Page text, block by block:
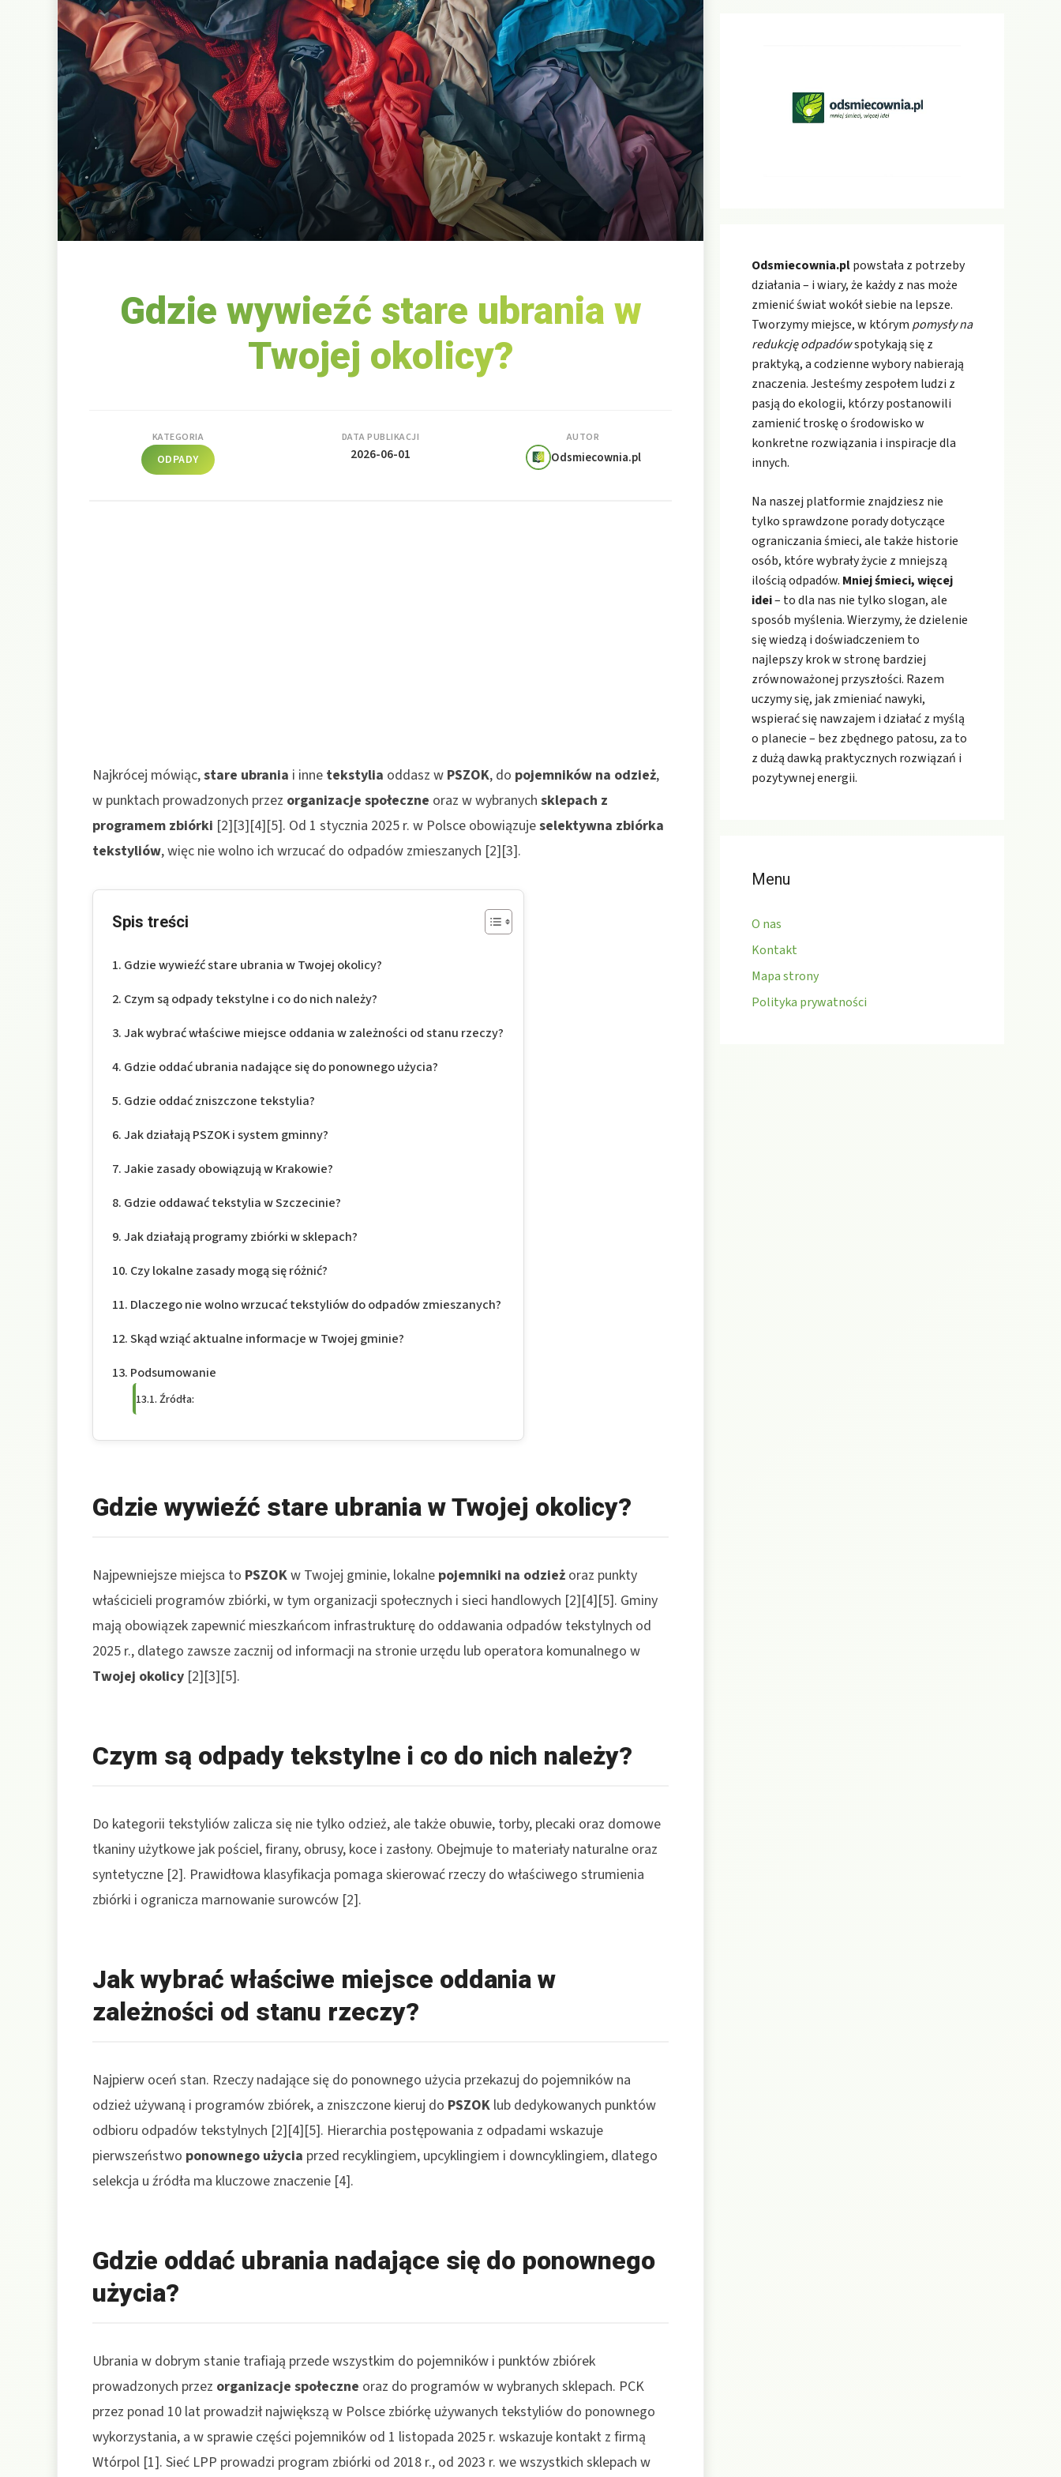
Gdzie wywieźć stare ubrania w
Twojej okolicy?
KATEGORIA
ODPADY
DATA PUBLIKACJI
2026-06-01
AUTOR
Odsmiecownia.pl
Najkrócej mówiąc,stare ubrania i inne tekstylia oddasz w PSZOK, do pojemników na odzież,
w punktach prowadzonych przez organizacje społeczne oraz w wybranych sklepach z
programem zbiórki [2][3][4][5]. Od 1 stycznia 2025 r. w Polsce obowiązujeselektywna zbiórka
tekstyliów, więc nie wolno ich wrzucać do odpadów zmieszanych [2][3].
Spis treści
Gdzie wywieźć stare ubrania w Twojej okolicy?
Czym są odpady tekstylne i co do nich należy?
Jak wybrać właściwe miejsce oddania w zależności od stanu rzeczy?
Gdzie oddać ubrania nadające się do ponownego użycia?
Gdzie oddać zniszczone tekstylia?
Jak działają PSZOK i system gminny?
Jakie zasady obowiązują w Krakowie?
Gdzie oddawać tekstylia w Szczecinie?
Jak działają programy zbiórki w sklepach?
Czy lokalne zasady mogą się różnić?
Dlaczego nie wolno wrzucać tekstyliów do odpadów zmieszanych?
Skąd wziąć aktualne informacje w Twojej gminie?
Podsumowanie
Źródła:
Gdzie wywieźć stare ubrania w Twojej okolicy?
Najpewniejsze miejsca to PSZOKw Twojej gminie, lokalne pojemniki na odzież oraz punkty
właścicieli programów zbiórki, w tym organizacji społecznych i sieci handlowych [2][4][5]. Gminy
mają obowiązek zapewnić mieszkańcom infrastrukturę do oddawania odpadów tekstylnych od
2025 r., dlatego zawsze zacznij od informacji na stronie urzędu lub operatora komunalnego w
Twojej okolicy [2][3][5].
Czym są odpady tekstylne i co do nich należy?
Do kategorii tekstyliów zalicza się nie tylko odzież, ale także obuwie, torby, plecaki oraz domowe
tkaniny użytkowe jak pościel, firany, obrusy, koce i zasłony. Obejmuje to materiały naturalne oraz
syntetyczne [2]. Prawidłowa klasyfikacja pomaga skierować rzeczy do właściwego strumienia
zbiórki i ogranicza marnowanie surowców [2].
Jak wybrać właściwe miejsce oddania w
zależności od stanu rzeczy?
Najpierw oceń stan. Rzeczy nadające się do ponownego użycia przekazuj do pojemników na
odzież używaną i programów zbiórek, a zniszczone kieruj do PSZOK lub dedykowanych punktów
odbioru odpadów tekstylnych [2][4][5]. Hierarchia postępowania z odpadami wskazuje
pierwszeństwo ponownego użycia przed recyklingiem, upcyklingiem i downcyklingiem, dlatego
selekcja u źródła ma kluczowe znaczenie [4].
Gdzie oddać ubrania nadające się do ponownego
użycia?
Ubrania w dobrym stanie trafiają przede wszystkim do pojemników i punktów zbiórek
prowadzonych przez organizacje społeczne oraz do programów w wybranych sklepach. PCK
przez ponad 10 lat prowadził największą w Polsce zbiórkę używanych tekstyliów do ponownego
wykorzystania, a w sprawie części pojemników od 1 listopada 2025 r. wskazuje kontakt z firmą
Wtórpol [1]. Sieć LPP prowadzi program zbiórki od 2018 r., od 2023 r. we wszystkich sklepach w
Odsmiecownia.plpowstała z potrzeby
działania – i wiary, że każdy z nas może
zmienić świat wokół siebie na lepsze.
Tworzymy miejsce, w którym pomysły na
redukcję odpadówspotykają się z
praktyką, a codzienne wybory nabierają
znaczenia. Jesteśmy zespołem ludzi z
pasją do ekologii, którzy postanowili
zamienić troskę o środowisko w
konkretne rozwiązania i inspiracje dla
innych.
Na naszej platformie znajdziesz nie
tylko sprawdzone porady dotyczące
ograniczania śmieci, ale także historie
osób, które wybrały życie z mniejszą
ilością odpadów. Mniej śmieci, więcej
idei– to dla nas nie tylko slogan, ale
sposób myślenia. Wierzymy, że dzielenie
się wiedzą i doświadczeniem to
najlepszy krok w stronę bardziej
zrównoważonej przyszłości. Razem
uczymy się, jak zmieniać nawyki,
wspierać się nawzajem i działać z myślą
o planecie – bez zbędnego patosu, za to
z dużą dawką praktycznych rozwiązań i
pozytywnej energii.
Menu
O nas
Kontakt
Mapa strony
Polityka prywatności